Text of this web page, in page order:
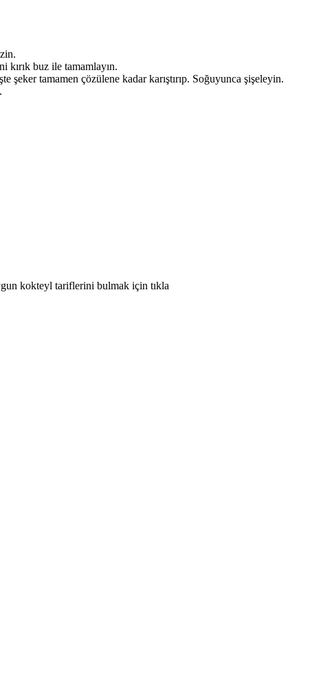
kırık buz ile tamamlayın.
şeker tamamen çözülene kadar karıştırıp. Soğuyunca şişeleyin.
kokteyl tariflerini bulmak için tıkla